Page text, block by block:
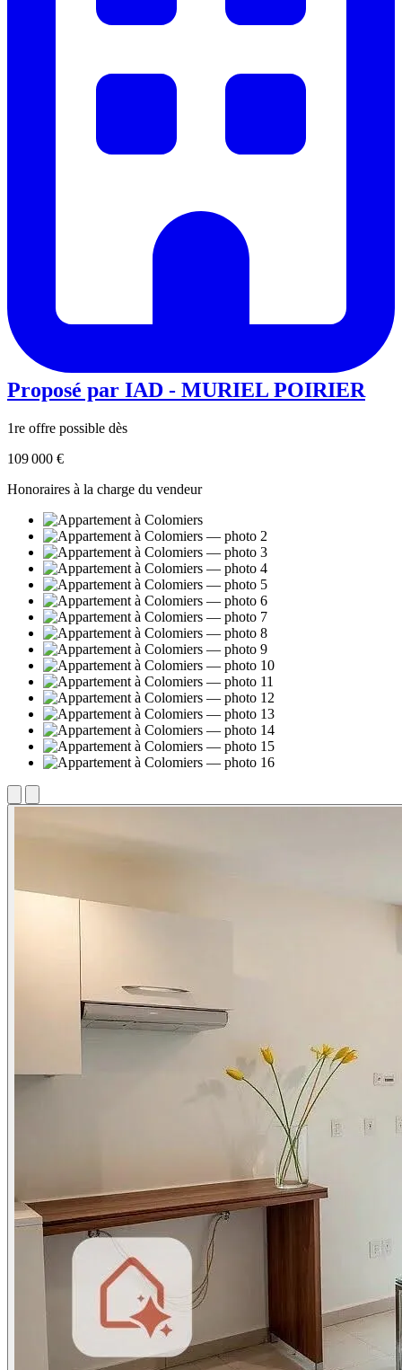
Proposé par IAD - MURIEL POIRIER
1re offre possible dès
109 000 €
Honoraires à la charge du vendeur